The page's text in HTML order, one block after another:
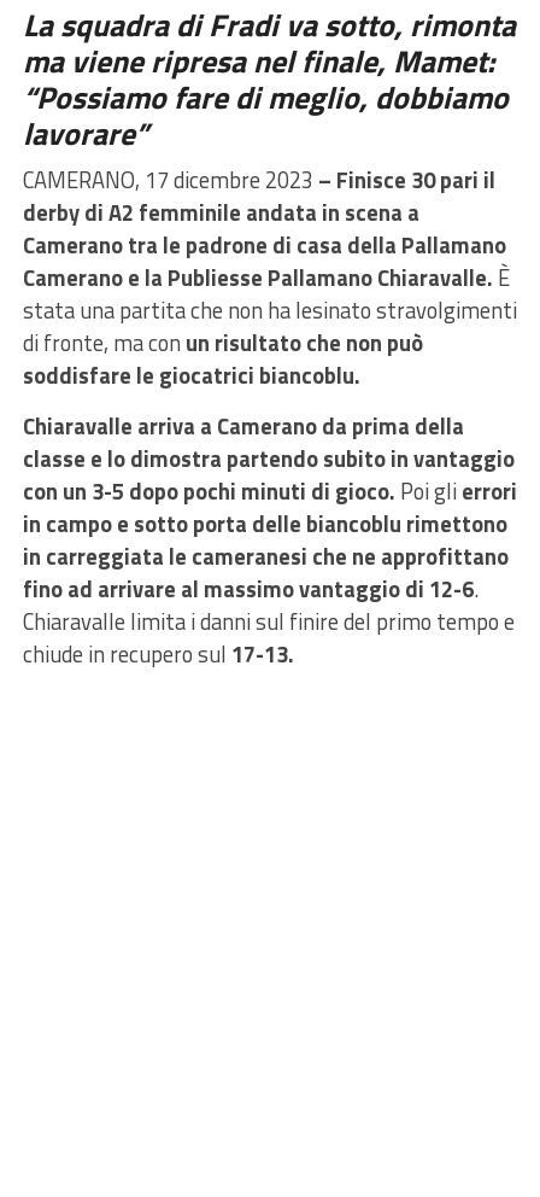
La squadra di Fradi va sotto, rimonta
ma viene ripresa nel finale, Mamet:
“Possiamo fare di meglio, dobbiamo
lavorare”
CAMERANO, 17 dicembre 2023 – Finisce 30 pari il
derby di A2 femminile andata in scena a
Camerano tra le padrone di casa della Pallamano
Camerano e la Publiesse Pallamano Chiaravalle. È
stata una partita che non ha lesinato stravolgimenti
di fronte, ma con un risultato che non può
soddisfare le giocatrici biancoblu.
Chiaravalle arriva a Camerano da prima della
classe e lo dimostra partendo subito in vantaggio
con un 3-5 dopo pochi minuti di gioco. Poi glierrori
in campo e sotto porta delle biancoblu rimettono
in carreggiata le cameranesi che ne approfittano
fino ad arrivare al massimo vantaggio di 12-6.
Chiaravalle limita i danni sul finire del primo tempo e
chiude in recupero sul 17-13.